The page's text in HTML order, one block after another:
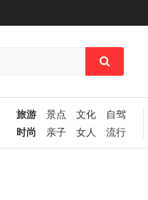
旅游 景点 文化
自驾
时尚
亲子 女人 流行